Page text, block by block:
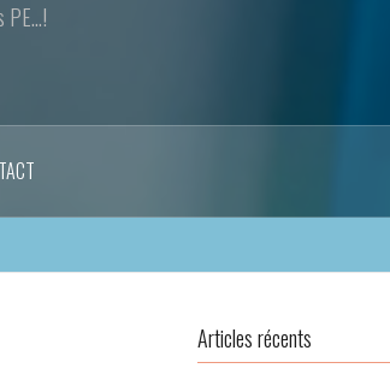
PE...!
Articles récents